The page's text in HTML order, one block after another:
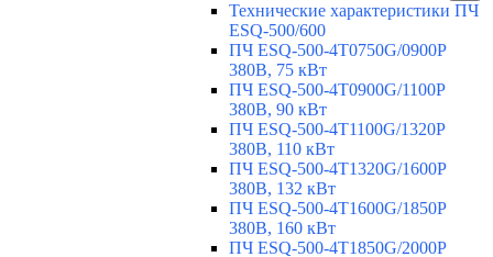
Технические характеристики ПЧ
ESQ-500/600
ПЧ ESQ-500-4T0750G/0900P
380В, 75 кВт
ПЧ ESQ-500-4T0900G/1100P
380В, 90 кВт
ПЧ ESQ-500-4T1100G/1320P
380В, 110 кВт
ПЧ ESQ-500-4T1320G/1600P
380В, 132 кВт
ПЧ ESQ-500-4T1600G/1850P
380В, 160 кВт
ПЧ ESQ-500-4T1850G/2000P